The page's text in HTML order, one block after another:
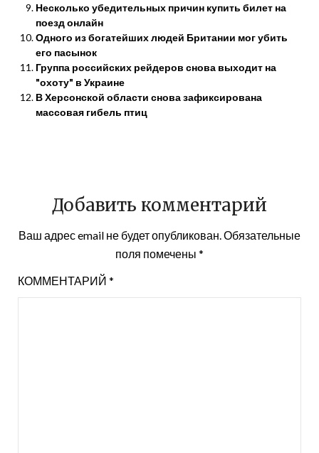
Несколько убедительных причин купить билет на
поезд онлайн
Одного из богатейших людей Британии мог убить
его пасынок
Группа российских рейдеров снова выходит на
"охоту" в Украине
В Херсонской области снова зафиксирована
массовая гибель птиц
Добавить комментарий
Ваш адрес email не будет опубликован.Обязательные
поля помечены *
КОММЕНТАРИЙ *